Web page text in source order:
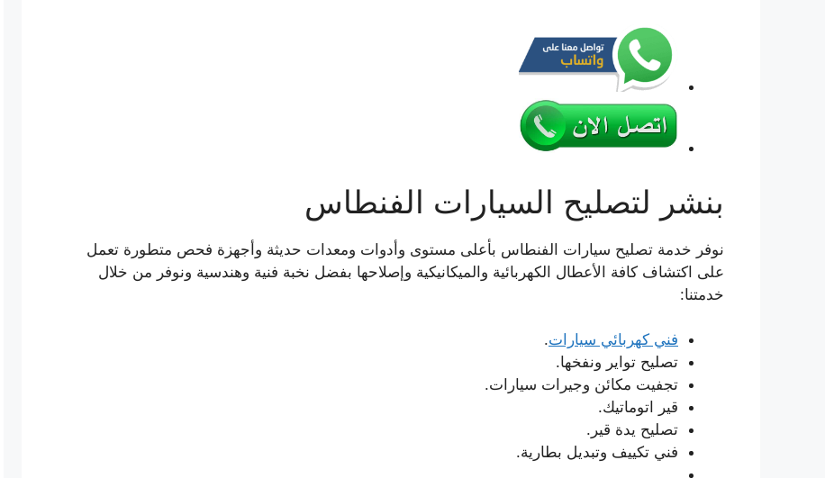
بنشر لتصليح السيارات الفنطاس
نوفر خدمة تصليح سيارات الفنطاس بأعلى مستوى وأدوات ومعدات حديثة وأجهزة فحص متطورة تعمل
على اكتشاف كافة الأعطال الكهربائية والميكانيكية وإصلاحها بفضل نخبة فنية وهندسية ونوفر من خلال
خدمتنا:
فني كهربائي سيارات.
تصليح تواير ونفخها.
تجفيت مكائن وجيرات سيارات.
قير اتوماتيك.
تصليح يدة قير.
فني تكييف وتبديل بطارية.